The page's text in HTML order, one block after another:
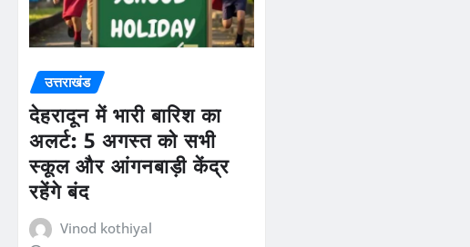
उत्तराखंड
देहरादून में भारी बारिश का
अलर्ट: 5 अगस्त को सभी
स्कूल और आंगनबाड़ी केंद्र
रहेंगे बंद
Vinod kothiyal